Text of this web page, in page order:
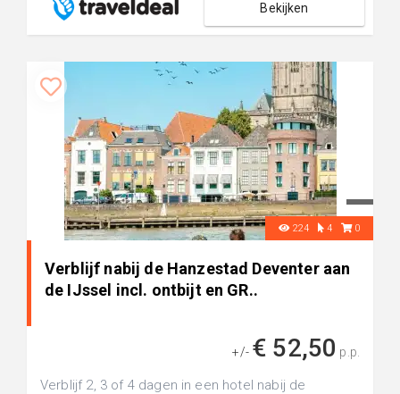
Bekijken
224 4 0
Verblijf nabij de Hanzestad Deventer aan
de IJssel incl. ontbijt en GR..
+/- € 52,50 p.p.
Verblijf 2, 3 of 4 dagen in een hotel nabij de